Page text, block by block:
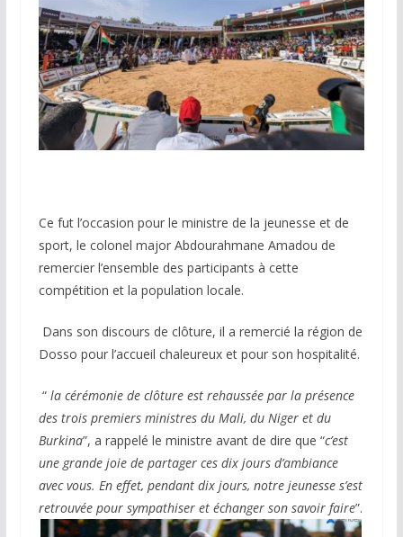
Ce fut l’occasion pour le ministre de la jeunesse et de
sport, le colonel major Abdourahmane Amadou de
remercier l’ensemble des participants à cette
compétition et la population locale.
Dans son discours de clôture, il a remercié la région de
Dosso pour l’accueil chaleureux et pour son hospitalité.
“ la cérémonie de clôture est rehaussée par la présence
des trois premiers ministres du Mali, du Niger et du
Burkina”, a rappelé le ministre avant de dire que “c’est
une grande joie de partager ces dix jours d’ambiance
avec vous. En effet, pendant dix jours, notre jeunesse s’est
retrouvée pour sympathiser et échanger son savoir faire”.